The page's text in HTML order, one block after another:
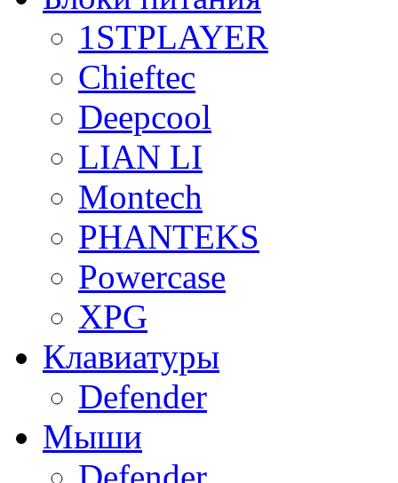
1STPLAYER
Chieftec
Deepcool
LIAN LI
Montech
PHANTEKS
Powercase
XPG
Клавиатуры
Defender
Мыши